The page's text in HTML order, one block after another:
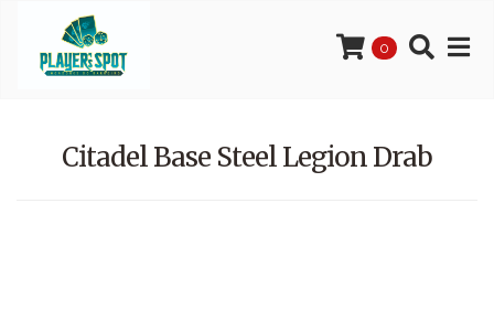
0
Citadel Base Steel Legion Drab